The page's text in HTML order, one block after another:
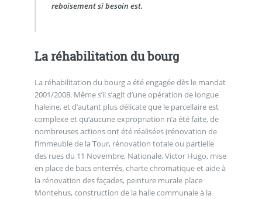
reboisement si besoin est.
La réhabilitation du bourg
La réhabilitation du bourg a été engagée dès le mandat
2001/2008. Même s’il s’agit d’une opération de longue
haleine, et d’autant plus délicate que le parcellaire est
complexe et qu’aucune expropriation n’a été faite, de
nombreuses actions ont été réalisées (rénovation de
l’immeuble de la Tour, rénovation totale ou partielle
des rues du 11 Novembre, Nationale, Victor Hugo, mise
en place de bacs enterrés, charte chromatique et aide à
la rénovation des façades, peinture murale place
Montehus, construction de la halle communale à la